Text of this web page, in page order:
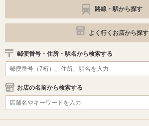
路線・駅から探す
よく行くお店から探す
郵便番号・住所・駅名から検索する
お店の名前から検索する